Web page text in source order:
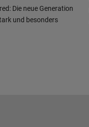
Die neue Generation
und besonders